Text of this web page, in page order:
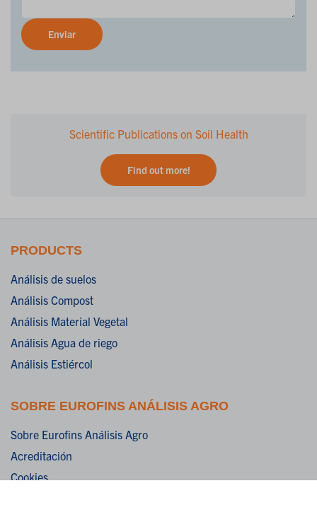
Enviar
Scientific Publications on Soil Health
Find out more!
PRODUCTS
Análisis de suelos
Análisis Compost
Análisis Material Vegetal
Análisis Agua de riego
Análisis Estiércol
SOBRE EUROFINS ANÁLISIS AGRO
Sobre Eurofins Análisis Agro
Acreditación
Cookies